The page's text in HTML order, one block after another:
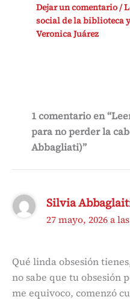
Dejar un comentario/
social de la biblioteca
Veronica Juárez
1 comentario en
para no perder la
Abbagliati)”
Silvia
27 mayo, 2026 a
Qué linda obsesión
no sabe que tu obsesión
me equivoco, comenzó